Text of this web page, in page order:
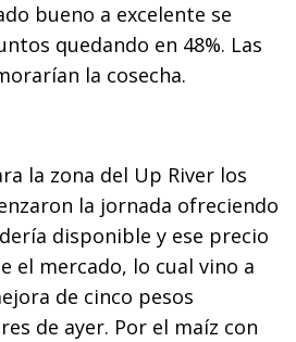
bueno a excelente se
quedando en 48%. Las
la cosecha.
la zona del Up River los
la jornada ofreciendo
disponible y ese precio
el mercado, lo cual vino a
de cinco pesos
de ayer. Por el maíz con